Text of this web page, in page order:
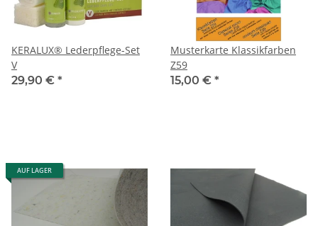
KERALUX® Lederpflege-Set
V
29,90 € *
Musterkarte Klassikfarben
Z59
15,00 € *
AUF LAGER